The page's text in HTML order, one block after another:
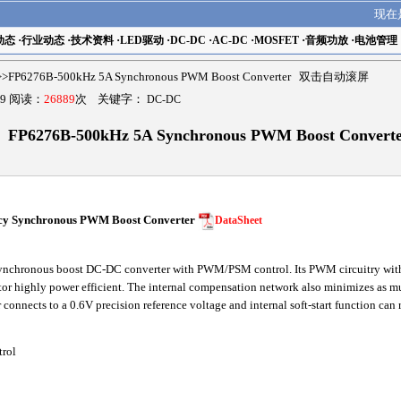
现在
态·行业动态·技术资料·LED驱动·DC-DC ·AC-DC ·MOSFET·音频功放·电池管理
500kHz 5A Synchronous PWM Boost Converter 双击自动滚屏
阅读： 26889次 关键字： DC-DC
FP6276B-500kHz 5A Synchronous PWM Boost
Synchronous PWM Boost Converter DataSheet
boost DC-DC converter with PWM/PSM control. Its PWM circuitry
highly power efficient. The internal compensation network also minimizes as
to a 0.6V precision reference voltage and internal soft-start function can